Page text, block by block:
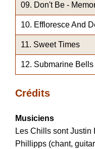
Don't Be -
Effloresce And
Sweet Times
Submarine Bells
Crédits
Musiciens
Les Chills sont Justin
Phillipps (chant,